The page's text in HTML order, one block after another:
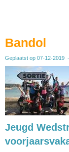
Bandol
Geplaatst op 07-12-2019
Jeugd